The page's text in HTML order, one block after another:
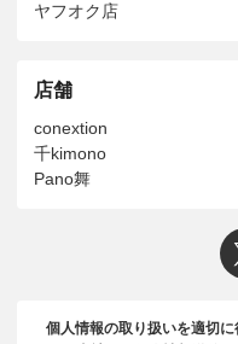
ヤフオク店
店舗
conextion
千kimono
Pano舞
個人情報の取り扱いを適切に